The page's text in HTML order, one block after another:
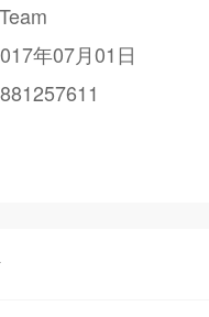
年07月01日